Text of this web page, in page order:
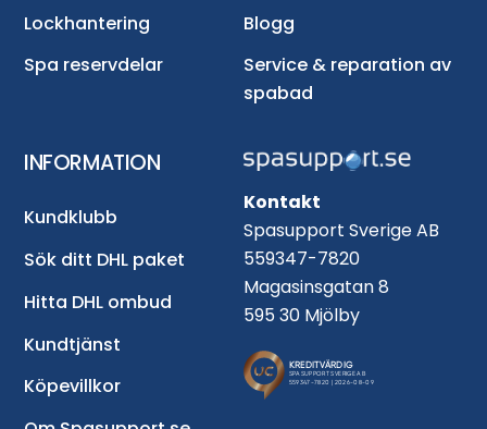
Lockhantering
Spa reservdelar
Blogg
Service & reparation av
spabad
INFORMATION
Kundklubb
Sök ditt DHL paket
Hitta DHL ombud
Kundtjänst
Köpevillkor
Kontakt
Spasupport Sverige AB
559347-7820
Magasinsgatan 8
595 30 Mjölby